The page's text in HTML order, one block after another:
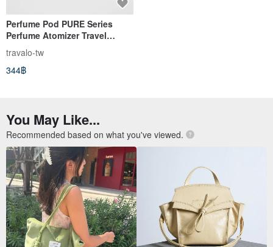
Perfume Pod PURE Series
Perfume Atomizer Travel
Perfume Bottle Fine Mist Gift
travalo-tw
344฿
You May Like...
Recommended based on what you've viewed.